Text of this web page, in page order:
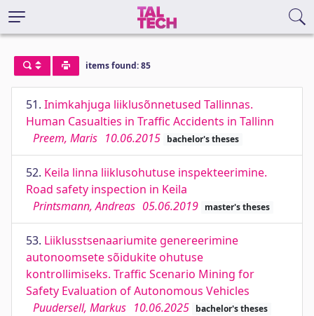
items found: 85
51. Inimkahjuga liiklusõnnetused Tallinnas.
Human Casualties in Traffic Accidents in Tallinn
Preem, Maris 10.06.2015 bachelor's theses
52. Keila linna liiklusohutuse inspekteerimine.
Road safety inspection in Keila
Printsmann, Andreas 05.06.2019 master's theses
53. Liiklusstsenaariumite genereerimine
autonoomsete sõidukite ohutuse
kontrollimiseks. Traffic Scenario Mining for
Safety Evaluation of Autonomous Vehicles
Puudersell, Markus 10.06.2025 bachelor's theses